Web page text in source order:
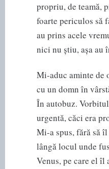
propriu, de teamă,
foarte periculos să
au prins acele
nici nu știu, așa au
Mi-aduc aminte de
cu un domn în
În autobuz.
urgentă, căci era
Mi-a spus, fără să
lângă locul unde
Venus, pe care el îl